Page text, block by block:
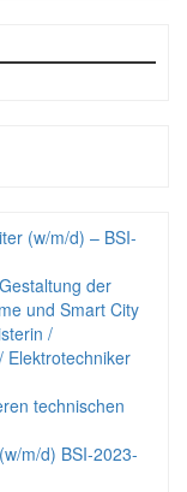
(w/m/d) – BSI-
der
und Smart City
/
Elektrotechniker
technischen
m/d) BSI-2023-